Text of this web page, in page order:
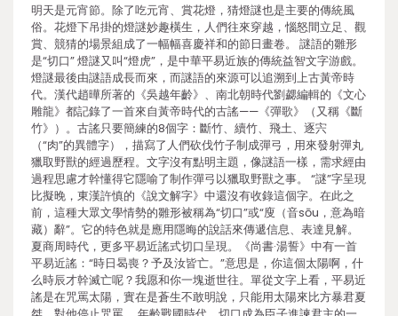
明天是元宵節。除了吃元宵、賞花燈，猜燈謎也是主要的傳統風
俗。花燈下吊掛的燈謎妙趣橫生，人們往來穿越，惱怒間立足、觀
賞、競猜的場景組成了一幅幅喜慶祥和的節日畫卷。 謎語的雛形
是“切口” 燈謎又叫“燈虎”，是中華平易近族的傳統益智文字游戲。
燈謎最後由謎語成長而來，而謎語的來源可以追溯到上古黃帝時
代。漢代趙曄所著的《吳越年齡》、南北朝時代劉勰編輯的《文心
雕龍》都記錄了一首來自黃帝時代的古謠——《彈歌》（又稱《斷
竹》）。古謠只要簡練的8個字：斷竹、續竹、飛土、逐宍
（“肉”的異體字），描寫了人們砍伐竹子制成彈弓，用來發射彈丸
獵取野獸的經過歷程。文字沒有點明主題，像謎語一樣，需求經由
過程思慮才幹懂得它隱喻了制作彈弓以獵取野獸之事。 “謎”字呈現
比擬晚，東漢許慎的《說文解字》中還沒有收錄這個字。在此之
前，這種大眾文學情勢的雛形被稱為“切口”或“廋（音sōu，意為暗
藏）辭”。它的特色就是應用隱晦的說話來傳遞信息、表達見解。
夏商周時代，更多平易近謠式切口呈現。《尚書·湯誓》中有一首
平易近謠：“時日曷喪？予及汝皆亡。”意思是，你這個太陽啊，什
么時辰才幹滅亡呢？我愿和你一塊逝世往。單從文字上看，平易近
謠是在咒罵太陽，實在是蒼生不敢明說，只能用太陽來比方暴君夏